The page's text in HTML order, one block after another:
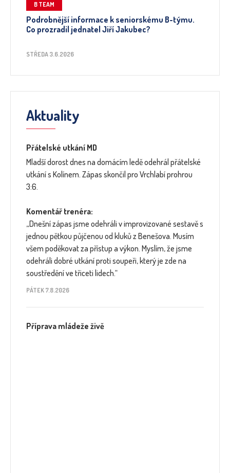
B TEAM
Podrobnější informace k seniorskému B-týmu.
Co prozradil jednatel Jiří Jakubec?
STŘEDA 3.6.2026
Aktuality
Přátelské utkání MD
Mladší dorost dnes na domácím ledě odehrál přátelské
utkání s Kolínem. Zápas skončil pro Vrchlabí prohrou
3:6.
Komentář trenéra:
„Dnešní zápas jsme odehráli v improvizované sestavě s
jednou pětkou půjčenou od kluků z Benešova. Musím
všem poděkovat za přístup a výkon. Myslím, že jsme
odehráli dobré utkání proti soupeři, který je zde na
soustředění ve třiceti lidech.“
PÁTEK 7.8.2026
Příprava mládeže živě